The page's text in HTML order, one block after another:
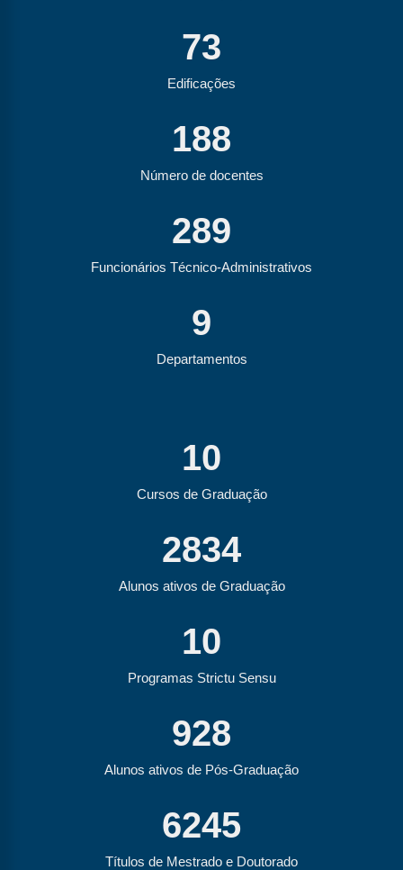
73
Edificações
188
Número de docentes
289
Funcionários Técnico-Administrativos
9
Departamentos
10
Cursos de Graduação
2834
Alunos ativos de Graduação
10
Programas Strictu Sensu
928
Alunos ativos de Pós-Graduação
6245
Títulos de Mestrado e Doutorado